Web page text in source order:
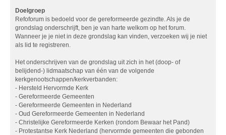
Doelgroep
Refoforum is bedoeld voor de gereformeerde gezindte. Als je de
grondslag onderschrijft, ben je van harte welkom op het forum.
Wanneer je je niet in deze grondslag kan vinden, verzoeken wij je niet
als lid te registreren.
Het onderschrijven van de grondslag uit zich in het (doop- of
belijdend-) lidmaatschap van één van de volgende
kerkgenootschappen/kerkverbanden:
- Hersteld Hervormde Kerk
- Gereformeerde Gemeenten
- Gereformeerde Gemeenten in Nederland
- Oud Gereformeerde Gemeenten in Nederland
- Christelijke Gereformeerde Kerken (rondom Bewaar het Pand)
- Protestantse Kerk Nederland (hervormde gemeenten die gebonden